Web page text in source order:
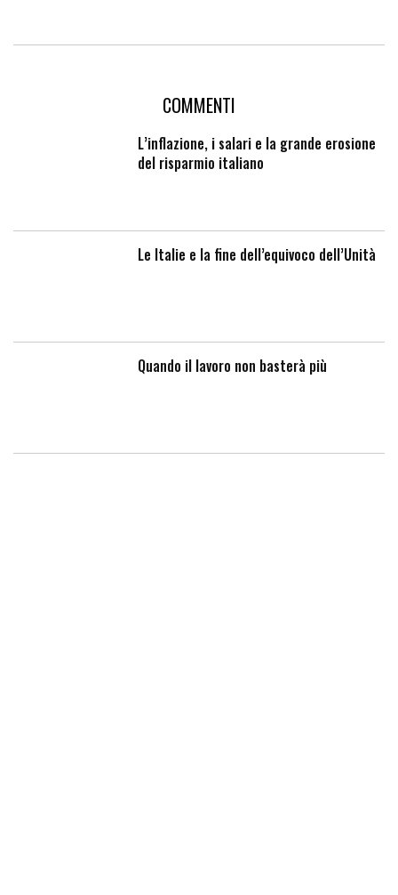
COMMENTI
L’inflazione, i salari e la grande erosione
del risparmio italiano
Le Italie e la fine dell’equivoco dell’Unità
Quando il lavoro non basterà più